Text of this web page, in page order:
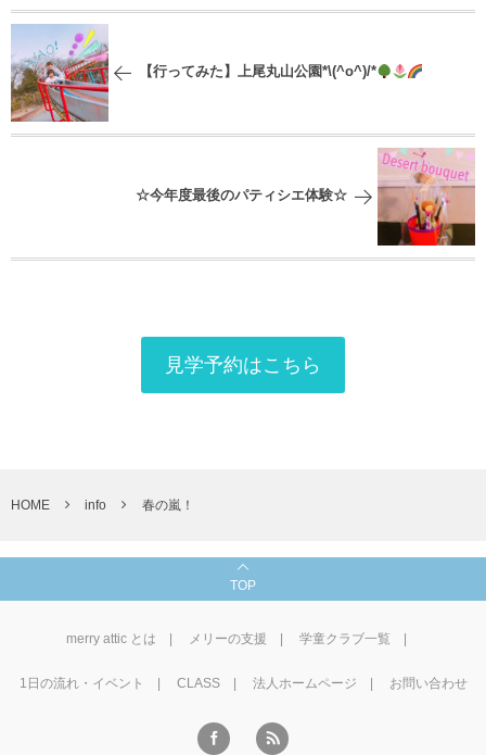
【行ってみた】上尾丸山公園*\(^o^)/*
☆今年度最後のパティシエ体験☆
見学予約はこちら
HOME info 春の嵐！
TOP
merry attic とは メリーの支援 学童クラブ一覧
1⽇の流れ・イベント CLASS 法人ホームページ お問い合わせ